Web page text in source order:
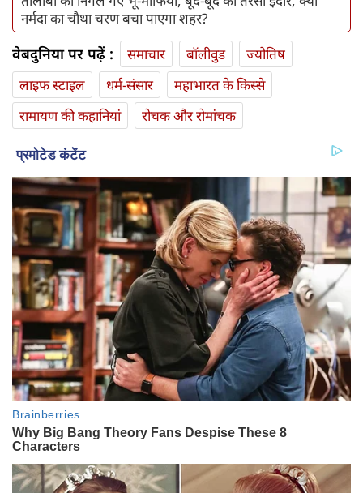
नर्मदा का चौथा चरण बचा पाएगा शहर?
वेबदुनिया पर पढ़ें : समाचार बॉलीवुड
ज्योतिष
लाइफ स्‍टाइल
धर्म-संसार
महाभारत के किस्से
रामायण की कहानियां
रोचक और रोमांचक